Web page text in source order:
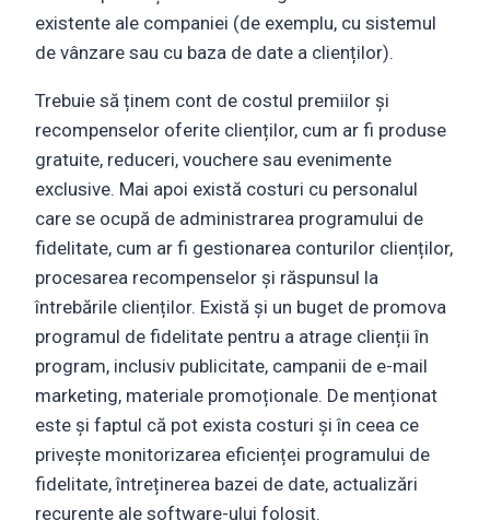
existente ale companiei (de exemplu, cu sistemul
de vânzare sau cu baza de date a clienților).
Trebuie să ținem cont de costul premiilor și
recompenselor oferite clienților, cum ar fi produse
gratuite, reduceri, vouchere sau evenimente
exclusive. Mai apoi există costuri cu personalul
care se ocupă de administrarea programului de
fidelitate, cum ar fi gestionarea conturilor clienților,
procesarea recompenselor și răspunsul la
întrebările clienților. Există și un buget de promova
programul de fidelitate pentru a atrage clienții în
program, inclusiv publicitate, campanii de e-mail
marketing, materiale promoționale. De menționat
este și faptul că pot exista costuri și în ceea ce
privește monitorizarea eficienței programului de
fidelitate, întreținerea bazei de date, actualizări
recurente ale software-ului folosit.